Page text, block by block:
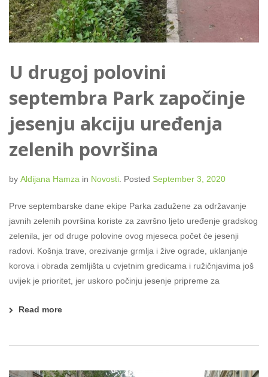
U drugoj polovini
septembra Park započinje
jesenju akciju uređenja
zelenih površina
by Aldijana Hamza in Novosti Posted September 3, 2020
Prve septembarske dane ekipe Parka zadužene za održavanje
javnih zelenih površina koriste za završno ljeto uređenje gradskog
zelenila, jer od druge polovine ovog mjeseca počet će jesenji
radovi. Košnja trave, orezivanje grmlja i žive ograde, uklanjanje
korova i obrada zemljišta u cvjetnim gredicama i ružičnjavima još
uvijek je prioritet, jer uskoro počinju jesenje pripreme za
Read more